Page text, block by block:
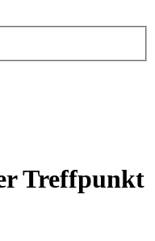
Treffpunkt